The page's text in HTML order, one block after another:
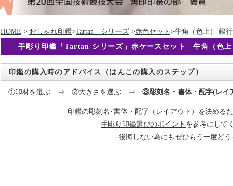
HOME > おしゃれ印鑑>Tartan シリーズ >赤色セット >牛角（色上） 銀
手彫り印鑑「Tartan シリーズ」赤ケースセット 牛角（色
印鑑の購入時のアドバイス（はんこの購入のステップ）
①印材を選ぶ ⇒ ②大きさを選ぶ ⇒ ③彫刻名・書体・配字(レイ
印鑑の彫刻名･書体・配字（レイアウト）を決める
手彫り印鑑選びのポイント を参考にして
後悔しない為にもぜひもう一度どう